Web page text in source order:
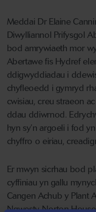
Meddai Dr Elaine
Diwylliannol Prifysgol
bod amrywiaeth mor
Abertawe fis Hydref
ddigwyddiadau i
chyfleoedd i gymryd
cwisiau, creu straeon
ddau ddiwrnod.
hyn sy’n argoeli i fod
chyffro o eiriau,
Er mwyn sicrhau bod
cyffiniau yn gallu
Cangen Achub y Plant
Ngwesty Norton